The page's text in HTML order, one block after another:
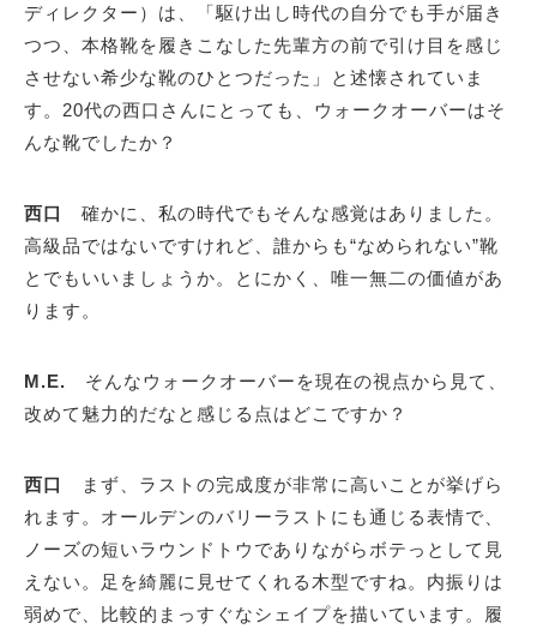
ディレクター）は、「駆け出し時代の自分でも手が届き
つつ、本格靴を履きこなした先輩方の前で引け目を感じ
させない希少な靴のひとつだった」と述懐されていま
す。20代の西口さんにとっても、ウォークオーバーはそ
んな靴でしたか？
西口 確かに、私の時代でもそんな感覚はありました。
高級品ではないですけれど、誰からも“なめられない”靴
とでもいいましょうか。とにかく、唯一無二の価値があ
ります。
M.E. そんなウォークオーバーを現在の視点から見て、
改めて魅力的だなと感じる点はどこですか？
西口
まず、ラストの完成度が非常に高いことが挙げら
れます。オールデンのバリーラストにも通じる表情で、
ノーズの短いラウンドトウでありながらボテっとして見
えない。足を綺麗に見せてくれる木型ですね。内振りは
弱めで、比較的まっすぐなシェイプを描いています。履